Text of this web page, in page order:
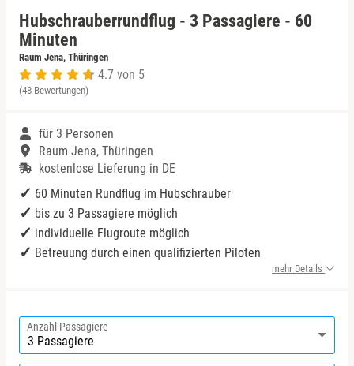
Hubschrauberrundflug - 3 Passagiere - 60
Minuten
Raum Jena, Thüringen
4.7 von 5
(48 Bewertungen)
für 3 Personen
Raum Jena, Thüringen
kostenlose Lieferung in DE
60 Minuten Rundflug im Hubschrauber
bis zu 3 Passagiere möglich
individuelle Flugroute möglich
Betreuung durch einen qualifizierten Piloten
mehr Details
Anzahl Passagiere
Niedersachsen
NRW
Saarland
Sachsen
Sachsen-Anhalt
Thüringen